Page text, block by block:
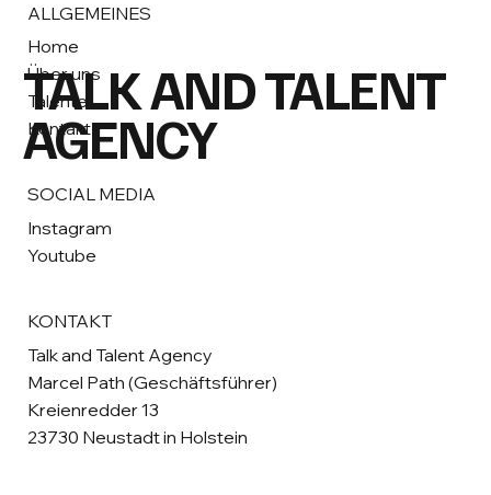
TALK AND TALENT
AGENCY
ALLGEMEINES
Home
Über uns
Talente
Kontakt
SOCIAL MEDIA
Instagram
Youtube
KONTAKT
Talk and Talent Agency
Marcel Path (Geschäftsführer)
Kreienredder 13
23730 Neustadt in Holstein